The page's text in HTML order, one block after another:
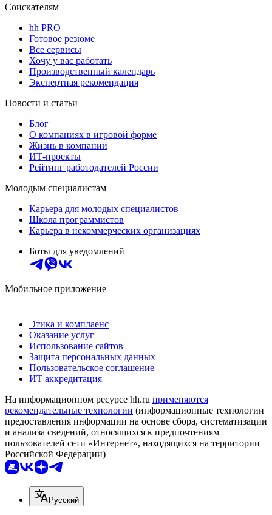
Соискателям
hh PRO
Готовое резюме
Все сервисы
Хочу у вас работать
Производственный календарь
Экспертная рекомендация
Новости и статьи
Блог
О компаниях в игровой форме
Жизнь в компании
ИТ-проекты
Рейтинг работодателей России
Молодым специалистам
Карьера для молодых специалистов
Школа программистов
Карьера в некоммерческих организациях
Боты для уведомлений
Мобильное приложение
Этика и комплаенс
Оказание услуг
Использование сайтов
Защита персональных данных
Пользовательское соглашение
ИТ аккредитация
На информационном ресурсе hh.ru применяются
рекомендательные технологии (информационные технологии
предоставления информации на основе сбора, систематизации
и анализа сведений, относящихся к предпочтениям
пользователей сети «Интернет», находящихся на территории
Российской Федерации)
Русский